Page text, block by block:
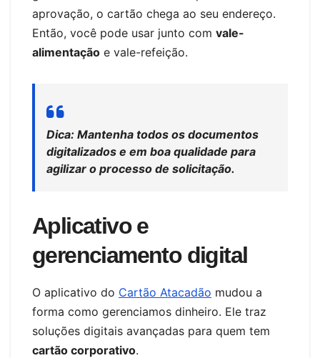
aprovação, o cartão chega ao seu endereço.
Então, você pode usar junto com vale-
alimentação e vale-refeição.
Dica: Mantenha todos os documentos
digitalizados e em boa qualidade para
agilizar o processo de solicitação.
Aplicativo e
gerenciamento digital
O aplicativo do Cartão Atacadão mudou a
forma como gerenciamos dinheiro. Ele traz
soluções digitais avançadas para quem tem
cartão corporativo.